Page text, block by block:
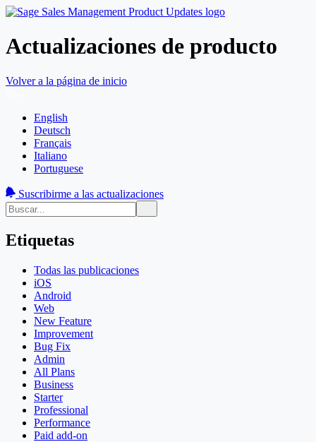
Actualizaciones de producto
Volver a la página de inicio
English
Deutsch
Français
Italiano
Portuguese
Suscribirme a las actualizaciones
Etiquetas
Todas las publicaciones
iOS
Android
Web
New Feature
Improvement
Bug Fix
Admin
All Plans
Business
Starter
Professional
Performance
Paid add-on